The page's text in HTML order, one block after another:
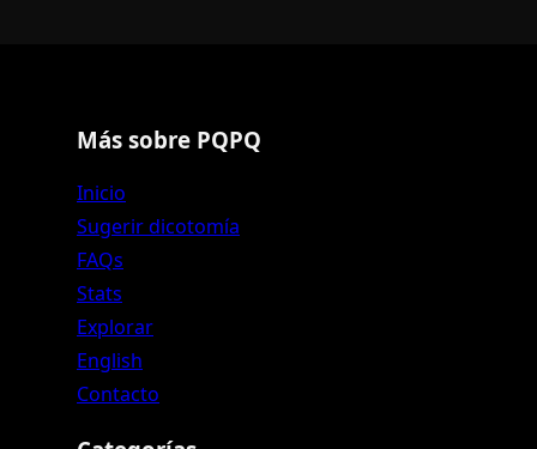
Más sobre PQPQ
Inicio
Sugerir dicotomía
FAQs
Stats
Explorar
English
Contacto